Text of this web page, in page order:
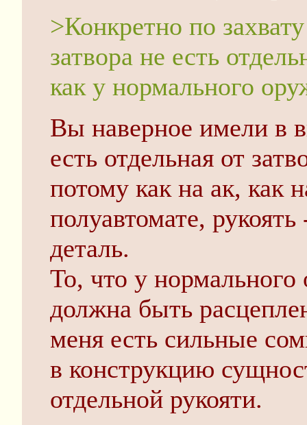
>Конкретно по
затвора не есть
как у нормального
Вы наверное имели в
есть отдельная от
потому как на ак, как
полуавтомате, рукоять
деталь.
То, что у нормального
должна быть
меня есть сильные
в конструкцию
отдельной рукояти.